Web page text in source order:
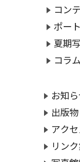
コン
ポー
夏期
コラム
お知
出版物
アク
リン